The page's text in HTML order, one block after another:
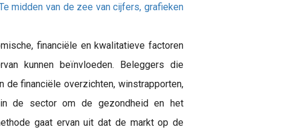
midden van de zee van cijfers, grafieken
financiële en kwalitatieve factoren
kunnen beïnvloeden. Beleggers die
de financiële overzichten, winstrapporten,
in de sector om de gezondheid en het
gaat ervan uit dat de markt op de